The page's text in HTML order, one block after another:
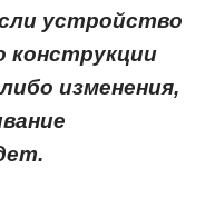
устройство
конструкции
изменения,